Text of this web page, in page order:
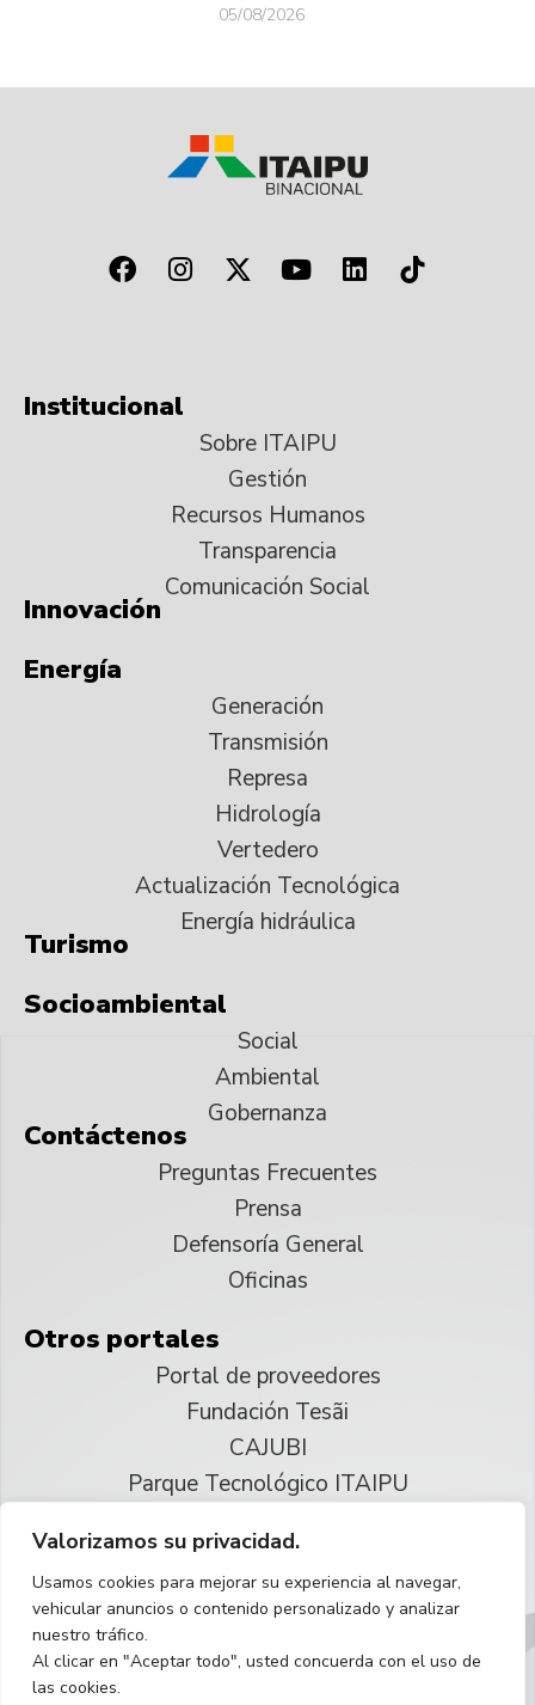
Valorizamos su privacidad.
Usamos cookies para mejorar su experiencia al navegar,
vehicular anuncios o contenido personalizado y analizar
nuestro tráfico.
Al clicar en "Aceptar todo", usted concuerda con el uso de
las cookies.
05/08/2026
Institucional
Sobre ITAIPU
Gestión
Recursos Humanos
Transparencia
Comunicación Social
Innovación
Energía
Generación
Transmisión
Represa
Hidrología
Vertedero
Actualización Tecnológica
Energía hidráulica
Turismo
Socioambiental
Social
Ambiental
Gobernanza
Contáctenos
Preguntas Frecuentes
Prensa
Defensoría General
Oficinas
Otros portales
Portal de proveedores
Fundación Tesãi
CAJUBI
Parque Tecnológico ITAIPU
Reservados todos los derechos
Español